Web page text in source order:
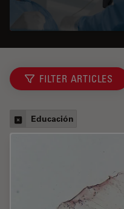
FILTER ARTICLES
Educación